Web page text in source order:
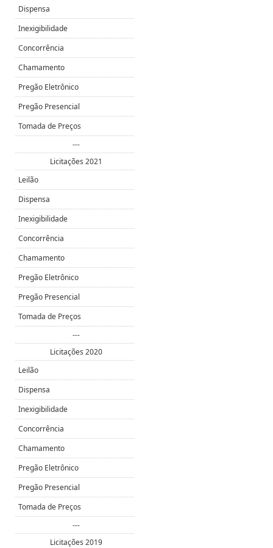
Dispensa
Inexigibilidade
Concorrência
Chamamento
Pregão Eletrônico
Pregão Presencial
Tomada de Preços
---
Licitações 2021
Leilão
Dispensa
Inexigibilidade
Concorrência
Chamamento
Pregão Eletrônico
Pregão Presencial
Tomada de Preços
---
Licitações 2020
Leilão
Dispensa
Inexigibilidade
Concorrência
Chamamento
Pregão Eletrônico
Pregão Presencial
Tomada de Preços
---
Licitações 2019